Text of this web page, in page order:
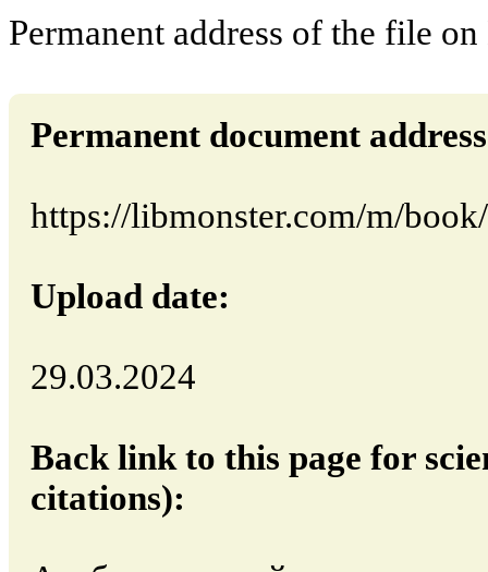
Permanent address of the file
Permanent document
https://libmonster.com/m/
Upload date:
29.03.2024
Back link to this page for
citations):